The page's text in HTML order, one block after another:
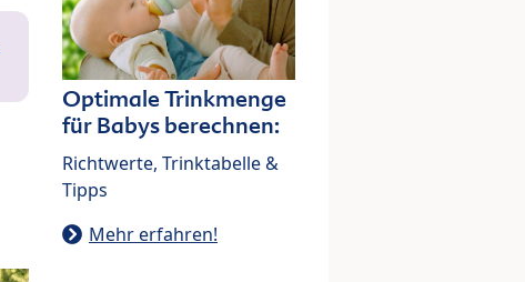
Optimale Trinkmenge
für Babys berechnen:
Richtwerte, Trinktabelle &
Tipps
Mehr erfahren!